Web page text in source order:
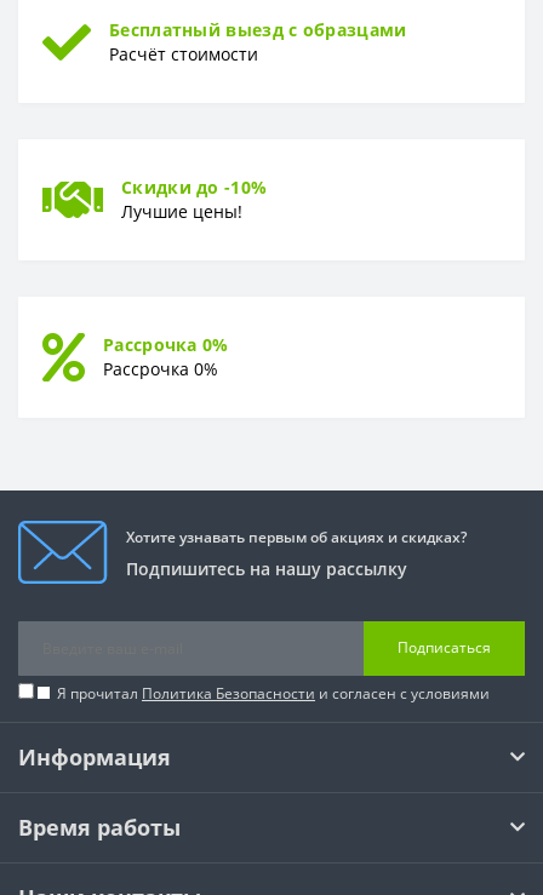
Бесплатный выезд с образцами
Расчёт стоимости
Скидки до -10%
Лучшие цены!
Рассрочка 0%
Рассрочка 0%
Хотите узнавать первым об акциях и скидках?
Подпишитесь на нашу рассылку
Подписаться
Я прочитал Политика Безопасности и согласен с условиями
Информация
Время работы